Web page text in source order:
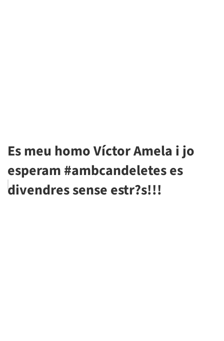
Es meu homo Víctor Amela i jo
esperam #ambcandeletes es
divendres sense estr?s!!!